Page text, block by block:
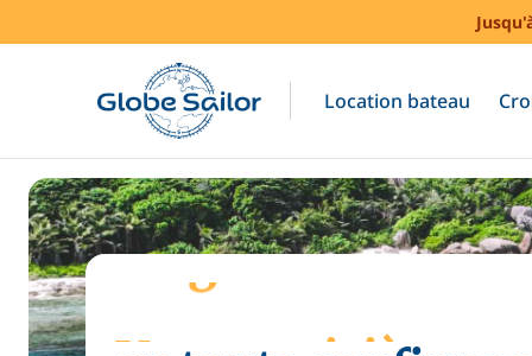
Location bateau
Stage de voile